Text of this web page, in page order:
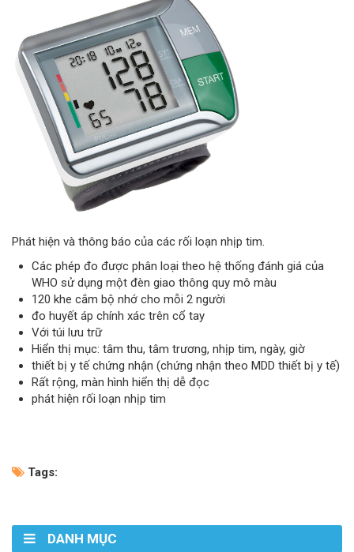
Phát hiện và thông báo của các rối loạn nhịp tim.
Các phép đo được phân loại theo hệ thống đánh giá của
WHO sử dụng một đèn giao thông quy mô màu
120 khe cắm bộ nhớ cho mỗi 2 người
đo huyết áp chính xác trên cổ tay
Với túi lưu trữ
Hiển thị mục: tâm thu, tâm trương, nhịp tim, ngày, giờ
thiết bị y tế chứng nhận (chứng nhận theo MDD thiết bị y tế)
Rất rộng, màn hình hiển thị dễ đọc
phát hiện rối loạn nhịp tim
Tags:
DANH MỤC